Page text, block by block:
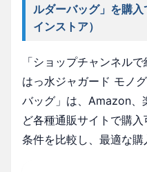
ルダーバッグ」を購
インストア）
「ショップチャンネル
はっ水ジャガード モノ
バッグ」は、Amazon、
ど各種通販サイトで購
条件を比較し、最適な購